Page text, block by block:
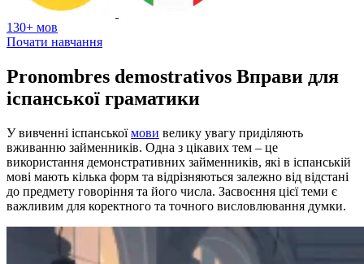
130+ мов
Почати навчання
Pronombres demostrativos Вправи для
іспанської граматики
У вивченні іспанськоїмови велику увагу приділяють
вживанню займенників. Одна з цікавих тем – це
використання демонстративних займенників, які в іспанській
мові мають кілька форм та відрізняються залежно від відстані
до предмету говоріння та його числа. Засвоєння цієї теми є
важливим для коректного та точного висловлювання думки.